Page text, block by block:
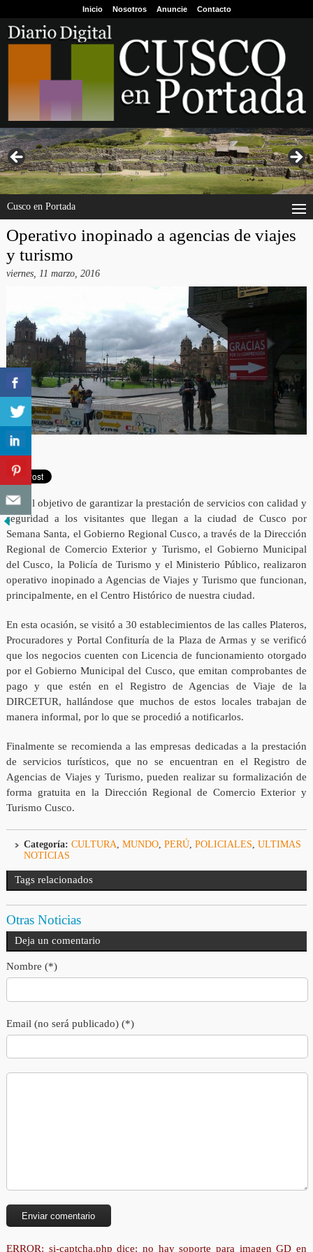
Inicio Nosotros Anuncie Contacto
Cusco en Portada
Operativo inopinado a agencias de viajes
y turismo
viernes, 11 marzo, 2016
Con el objetivo de garantizar la prestación de servicios con calidad y
seguridad a los visitantes que llegan a la ciudad de Cusco por
Semana Santa, el Gobierno Regional Cusco, a través de la Dirección
Regional de Comercio Exterior y Turismo, el Gobierno Municipal
del Cusco, la Policía de Turismo y el Ministerio Público, realizaron
operativo inopinado a Agencias de Viajes y Turismo que funcionan,
principalmente, en el Centro Histórico de nuestra ciudad.
En esta ocasión, se visitó a 30 establecimientos de las calles Plateros,
Procuradores y Portal Confituría de la Plaza de Armas y se verificó
que los negocios cuenten con Licencia de funcionamiento otorgado
por el Gobierno Municipal del Cusco, que emitan comprobantes de
pago y que estén en el Registro de Agencias de Viaje de la
DIRCETUR, hallándose que muchos de estos locales trabajan de
manera informal, por lo que se procedió a notificarlos.
Finalmente se recomienda a las empresas dedicadas a la prestación
de servicios turísticos, que no se encuentran en el Registro de
Agencias de Viajes y Turismo, pueden realizar su formalización de
forma gratuita en la Dirección Regional de Comercio Exterior y
Turismo Cusco.
Categoría: CULTURA, MUNDO, PERÚ, POLICIALES, ULTIMAS
NOTICIAS
Tags relacionados
Otras Noticias
Deja un comentario
Nombre (*)
Email (no será publicado) (*)
ERROR: si-captcha.php dice: no hay soporte para imagen GD en